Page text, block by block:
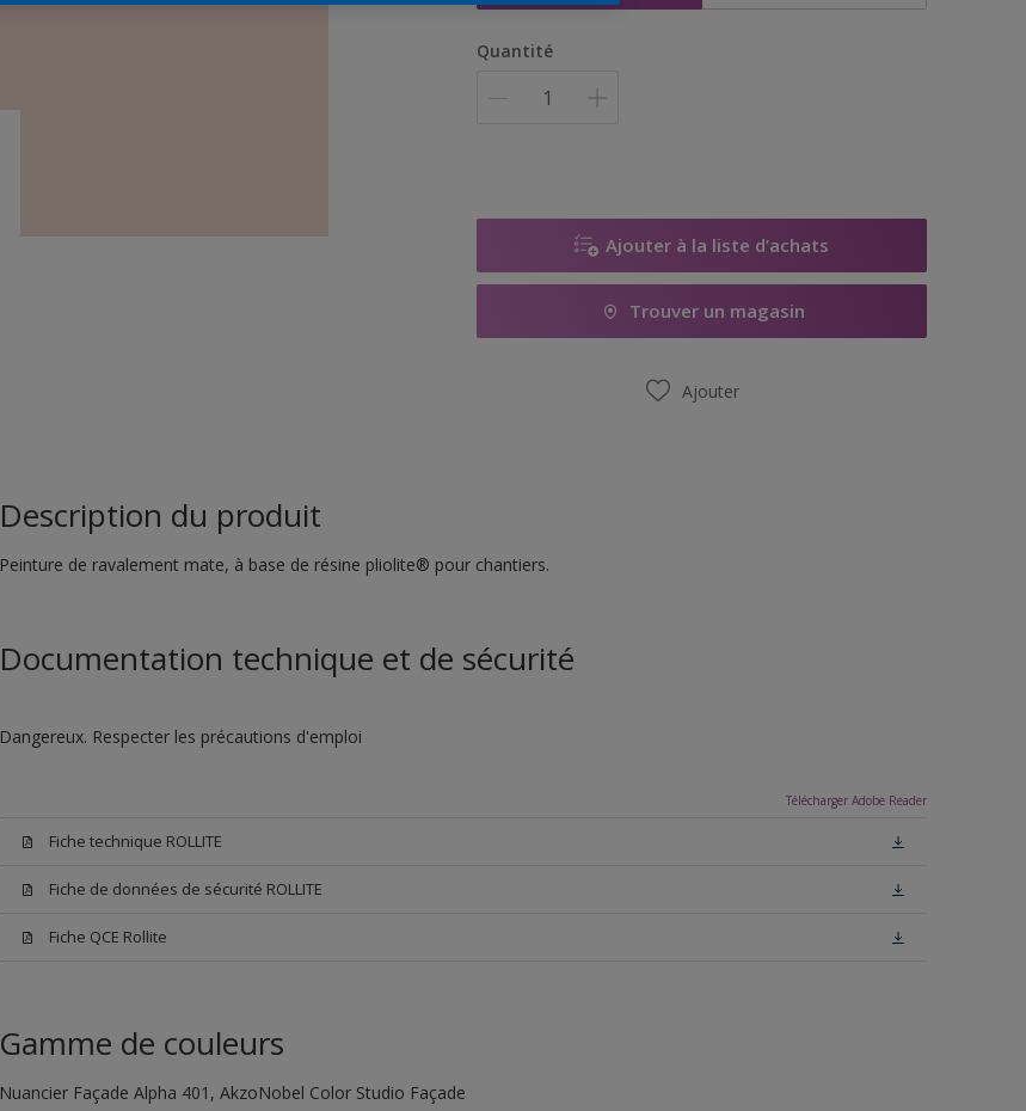
Quantité
Ajouter à la liste d’achats
Trouver un magasin
Ajouter
Description du produit
Peinture de ravalement mate, à base de résine pliolite® pour chantiers.
Documentation technique et de sécurité
Dangereux. Respecter les précautions d'emploi
Télécharger Adobe Reader
Fiche technique ROLLITE
Fiche de données de sécurité ROLLITE
Fiche QCE Rollite
Gamme de couleurs
Nuancier Façade Alpha 401, AkzoNobel Color Studio Façade